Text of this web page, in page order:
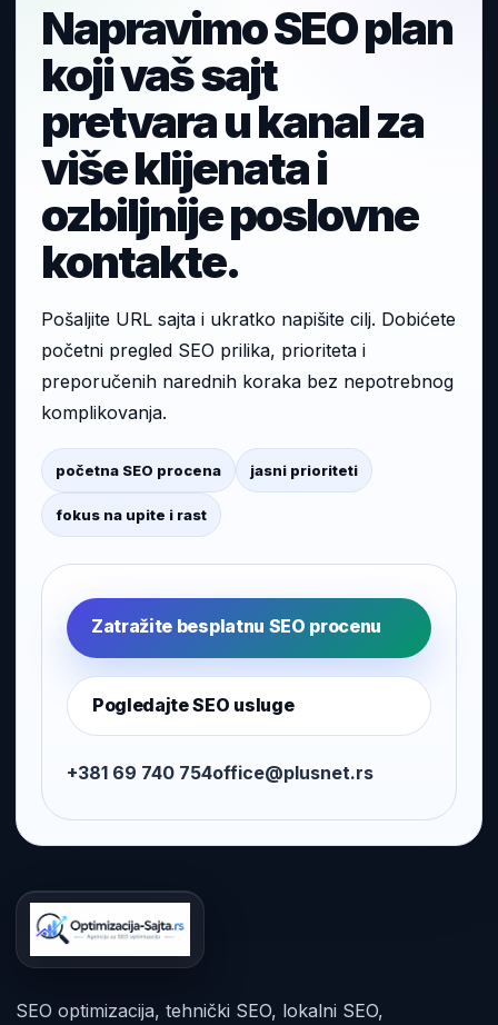
Napravimo SEO plan
koji vaš sajt
pretvara u kanal za
više klijenata i
ozbiljnije poslovne
kontakte.
Pošaljite URL sajta i ukratko napišite cilj. Dobićete
početni pregled SEO prilika, prioriteta i
preporučenih narednih koraka bez nepotrebnog
komplikovanja.
početna SEO procena jasni prioriteti
fokus na upite i rast
Zatražite besplatnu SEO procenu
Pogledajte SEO usluge
+381 69 740 754office@plusnet.rs
SEO optimizacija, tehnički SEO, lokalni SEO,